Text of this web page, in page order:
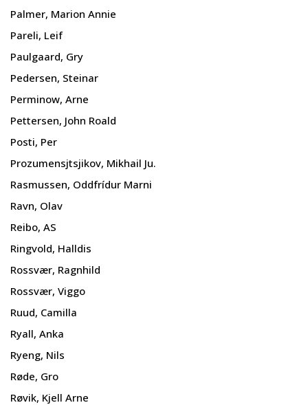
Palmer, Marion Annie
Pareli, Leif
Paulgaard, Gry
Pedersen, Steinar
Perminow, Arne
Pettersen, John Roald
Posti, Per
Prozumensjtsjikov, Mikhail Ju.
Rasmussen, Oddfrídur Marni
Ravn, Olav
Reibo, AS
Ringvold, Halldis
Rossvær, Ragnhild
Rossvær, Viggo
Ruud, Camilla
Ryall, Anka
Ryeng, Nils
Røde, Gro
Røvik, Kjell Arne